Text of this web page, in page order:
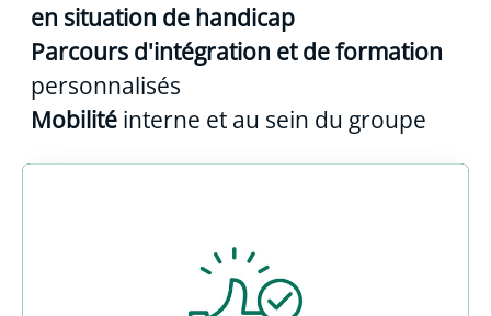
en situation de handicap
Parcours d'intégration et de formation
personnalisés
Mobilité interne et au sein du groupe